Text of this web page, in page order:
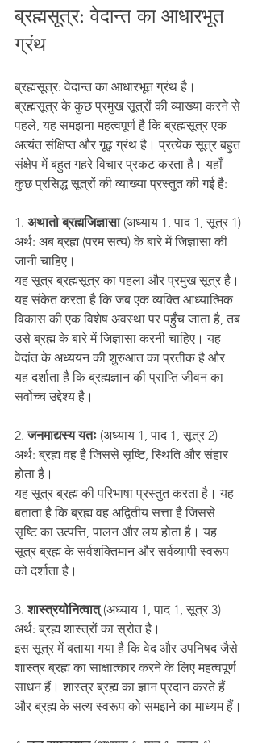
ब्रह्मसूत्र: वेदान्त का आधारभूत
ग्रंथ
ब्रह्मसूत्र: वेदान्त का आधारभूत ग्रंथ है।
ब्रह्मसूत्र के कुछ प्रमुख सूत्रों की व्याख्या करने से
पहले, यह समझना महत्वपूर्ण है कि ब्रह्मसूत्र एक
अत्यंत संक्षिप्त और गूढ़ ग्रंथ है। प्रत्येक सूत्र बहुत
संक्षेप में बहुत गहरे विचार प्रकट करता है। यहाँ
कुछ प्रसिद्ध सूत्रों की व्याख्या प्रस्तुत की गई है:
1. अथातो ब्रह्मजिज्ञासा (अध्याय 1, पाद 1, सूत्र 1)
अर्थ: अब ब्रह्म (परम सत्य) के बारे में जिज्ञासा की
जानी चाहिए।
यह सूत्र ब्रह्मसूत्र का पहला और प्रमुख सूत्र है।
यह संकेत करता है कि जब एक व्यक्ति आध्यात्मिक
विकास की एक विशेष अवस्था पर पहुँच जाता है, तब
उसे ब्रह्म के बारे में जिज्ञासा करनी चाहिए। यह
वेदांत के अध्ययन की शुरुआत का प्रतीक है और
यह दर्शाता है कि ब्रह्मज्ञान की प्राप्ति जीवन का
सर्वोच्च उद्देश्य है।
2. जनमाद्यस्य यतः (अध्याय 1, पाद 1, सूत्र 2)
अर्थ: ब्रह्म वह है जिससे सृष्टि, स्थिति और संहार
होता है।
यह सूत्र ब्रह्म की परिभाषा प्रस्तुत करता है। यह
बताता है कि ब्रह्म वह अद्वितीय सत्ता है जिससे
सृष्टि का उत्पत्ति, पालन और लय होता है। यह
सूत्र ब्रह्म के सर्वशक्तिमान और सर्वव्यापी स्वरूप
को दर्शाता है।
3. शास्त्रयोनित्वात् (अध्याय 1, पाद 1, सूत्र 3)
अर्थ: ब्रह्म शास्त्रों का स्रोत है।
इस सूत्र में बताया गया है कि वेद और उपनिषद जैसे
शास्त्र ब्रह्म का साक्षात्कार करने के लिए महत्वपूर्ण
साधन हैं। शास्त्र ब्रह्म का ज्ञान प्रदान करते हैं
और ब्रह्म के सत्य स्वरूप को समझने का माध्यम हैं।